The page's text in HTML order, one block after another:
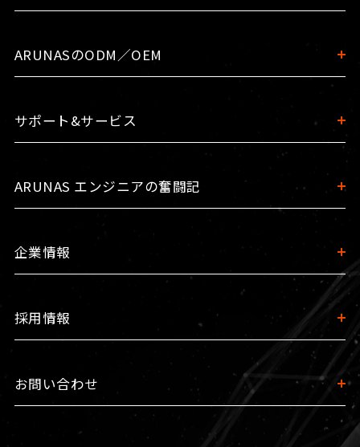
ARUNASのODM／OEM
サポート&サービス
ARUNAS エンジニアの奮闘記
企業情報
採用情報
お問い合わせ